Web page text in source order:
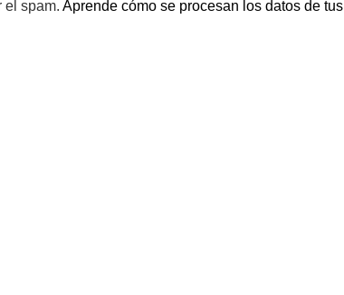
el spam. Aprende cómo se procesan los datos de tus